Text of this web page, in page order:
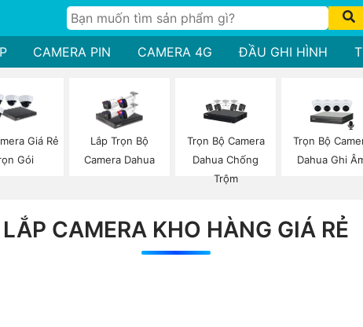
CAMERA PIN CAMERA 4G ĐẦU GHI HÌNH
Giá Rẻ
Gói
Lắp Trọn Bộ
Camera Dahua
Trọn Bộ Camera
Dahua Chống
Trộm
Trọn Bộ
Dahua Ghi
LẮP CAMERA KHO HÀNG GIÁ RẺ